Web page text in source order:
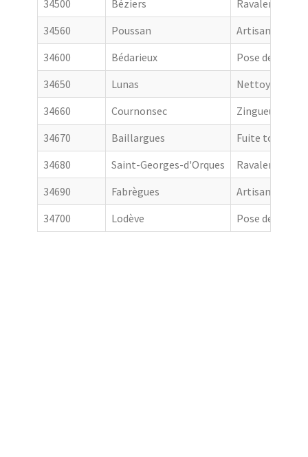
34500
Béziers
Ravalement
34560
Poussan
Artisan
34600
Bédarieux
Pose de
34650
Lunas
Nettoyage de
34660
Cournonsec
Zingueur
34670
Baillargues
Fuite toiture
34680
Saint-Georges-d'Orques
Ravalement
34690
Fabrègues
Artisan
34700
Lodève Pose de